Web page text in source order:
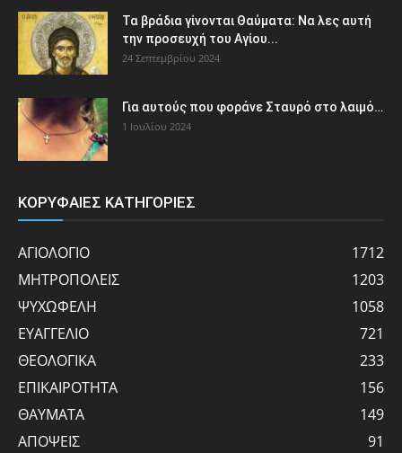
Τα βράδια γίνονται Θαύματα: Να λες αυτή
την προσευχή του Αγίου...
24 Σεπτεμβρίου 2024
Για αυτούς που φοράνε Σταυρό στο λαιμό…
1 Ιουλίου 2024
ΚΟΡΥΦΑΙΕΣ ΚΑΤΗΓΟΡΙΕΣ
ΑΓΙΟΛΟΓΙΟ
1712
ΜΗΤΡΟΠΟΛΕΙΣ
1203
ΨΥΧΩΦΕΛΗ
1058
ΕΥΑΓΓΕΛΙΟ
721
ΘΕΟΛΟΓΙΚΑ
233
ΕΠΙΚΑΙΡΟΤΗΤΑ
156
ΘΑΥΜΑΤΑ
149
ΑΠΟΨΕΙΣ
91